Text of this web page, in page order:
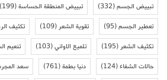
تبييض الجسم(332) تبييض المنطقة الحساسة(199)
تعطير الجسم(95) تقوية الشعر (109) تكثيف
تكثيف الشعر (195) تلميع الاواني(103) تنعيم
حالات الشفاء(124) دنيا بطمة(761) سعد